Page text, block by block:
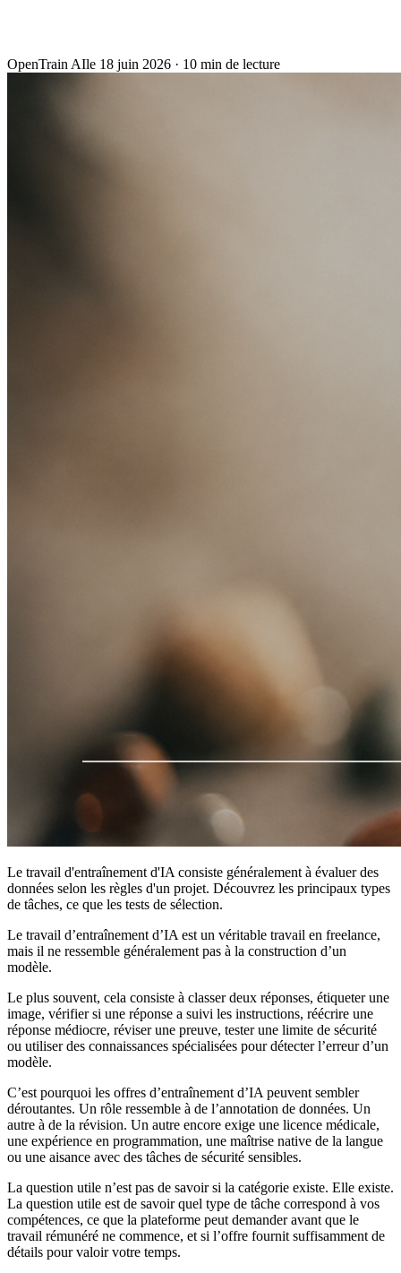
OpenTrain AIle 18 juin 2026 · 10 min de lecture
Le travail d'entraînement d'IA consiste généralement à évaluer des
données selon les règles d'un projet. Découvrez les principaux types
de tâches, ce que les tests de sélection.
Le travail d’entraînement d’IA est un véritable travail en freelance,
mais il ne ressemble généralement pas à la construction d’un
modèle.
Le plus souvent, cela consiste à classer deux réponses, étiqueter une
image, vérifier si une réponse a suivi les instructions, réécrire une
réponse médiocre, réviser une preuve, tester une limite de sécurité
ou utiliser des connaissances spécialisées pour détecter l’erreur d’un
modèle.
C’est pourquoi les offres d’entraînement d’IA peuvent sembler
déroutantes. Un rôle ressemble à de l’annotation de données. Un
autre à de la révision. Un autre encore exige une licence médicale,
une expérience en programmation, une maîtrise native de la langue
ou une aisance avec des tâches de sécurité sensibles.
La question utile n’est pas de savoir si la catégorie existe. Elle existe.
La question utile est de savoir quel type de tâche correspond à vos
compétences, ce que la plateforme peut demander avant que le
travail rémunéré ne commence, et si l’offre fournit suffisamment de
détails pour valoir votre temps.